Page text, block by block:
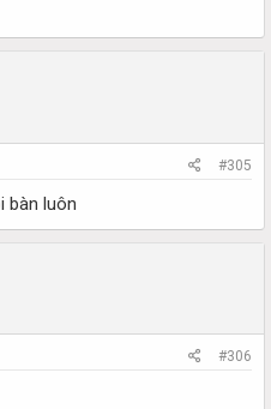
#305
bàn luôn
#306